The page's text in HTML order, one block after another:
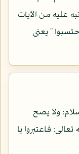
عليه من الآيات
" يعنى
ولا يصح
تعالى: فاعتبروا يا